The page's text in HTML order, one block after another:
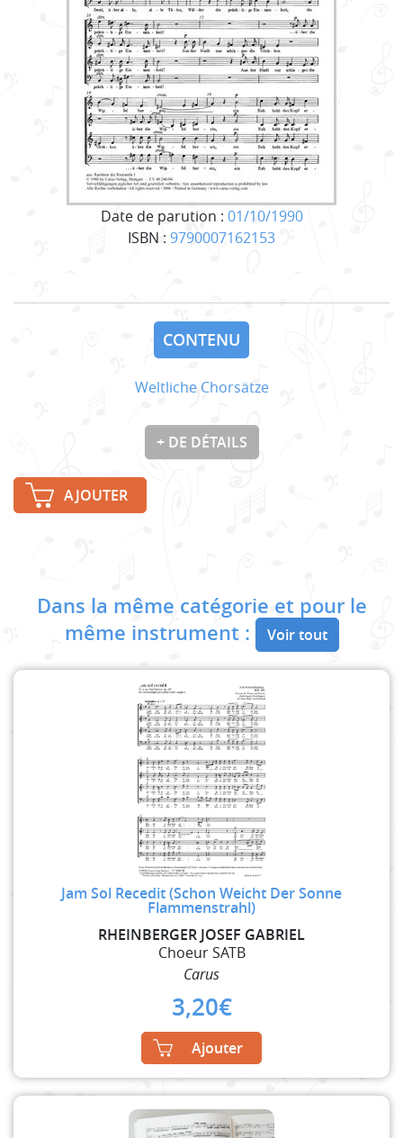
Date de parution : 01/10/1990
ISBN : 9790007162153
CONTENU
Weltliche Chorsätze
+ DE DÉTAILS
AJOUTER
Dans la même catégorie et pour le
même instrument :
Voir tout
Jam Sol Recedit (Schon Weicht Der Sonne
Flammenstrahl)
RHEINBERGER JOSEF GABRIEL
Choeur SATB
Carus
3,20€
Ajouter